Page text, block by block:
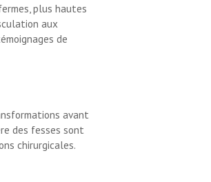
plus hautes
aux
de
avant
des fesses sont
chirurgicales.